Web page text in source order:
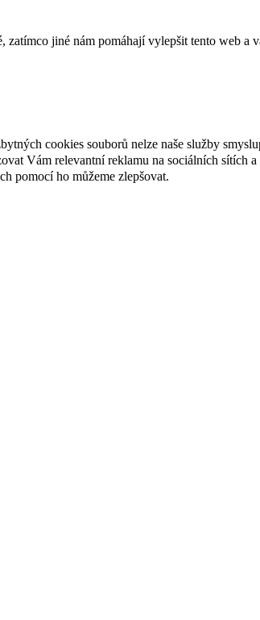
jiné nám pomáhají vylepšit tento web a
cookies souborů nelze naše služby
Vám relevantní reklamu na sociálních sítích
pomocí ho můžeme zlepšovat.